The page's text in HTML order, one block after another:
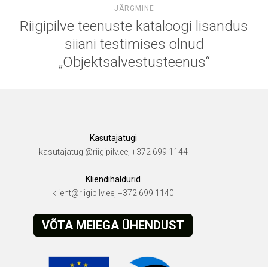
JÄRGMINE
Riigipilve teenuste kataloogi lisandus
siiani testimises olnud
„Objektsalvestusteenus“
Kasutajatugi
kasutajatugi@riigipilv.ee, +372 699 1144
Kliendihaldurid
klient@riigipilv.ee, +372 699 1140
VÕTA MEIEGA ÜHENDUST